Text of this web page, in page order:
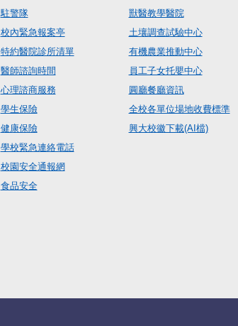
駐警隊
校內緊急報案亭
特約醫院診所清單
醫師諮詢時間
心理諮商服務
學生保險
健康保險
學校緊急連絡電話
校園安全通報網
食品安全
獸醫教學醫院
土壤調查試驗中心
有機農業推動中心
員工子女托嬰中心
圓廳餐廳資訊
全校各單位場地收費標準
興大校徽下載(AI檔)